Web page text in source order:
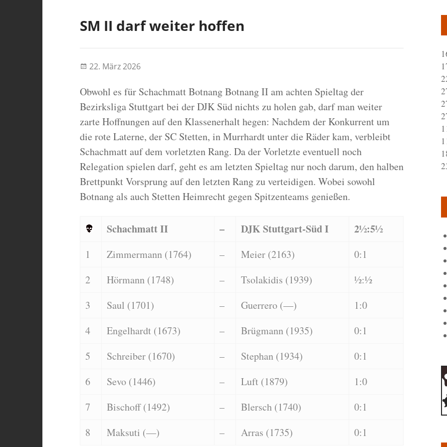
SM II darf weiter hoffen
22. März 2026
Obwohl es für Schachmatt Botnang Botnang II am achten Spieltag der
Bezirksliga Stuttgart bei der DJK Süd nichts zu holen gab, darf man weiter
zarte Hoffnungen auf den Klassenerhalt hegen: Nachdem der Konkurrent um
die rote Laterne, der SC Stetten, in Murrhardt unter die Räder kam, verbleibt
Schachmatt auf dem vorletzten Rang. Da der Vorletzte eventuell noch
Relegation spielen darf, geht es am letzten Spieltag nur noch darum, den halben
Brettpunkt Vorsprung auf den letzten Rang zu verteidigen. Wobei sowohl
Botnang als auch Stetten Heimrecht gegen Spitzenteams genießen.
Schachmatt II – DJK Stuttgart-Süd I 2½:5½
1 Zimmermann (1764) – Meier (2163)
0:1
2
Hörmann (1748) – Tsolakidis (1939)
½:½
3
Saul (1701) – Guerrero (—)
1:0
4
Engelhardt (1673) – Brügmann (1935)
0:1
5
Schreiber (1670) – Stephan (1934)
0:1
6
Sevo (1446) – Luft (1879)
1:0
7
Bischoff (1492) – Blersch (1740)
0:1
8
Maksuti (—) – Arras (1735) 0:1